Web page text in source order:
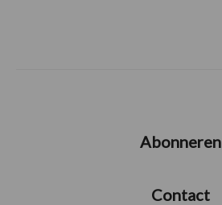
Abonneren
Contact